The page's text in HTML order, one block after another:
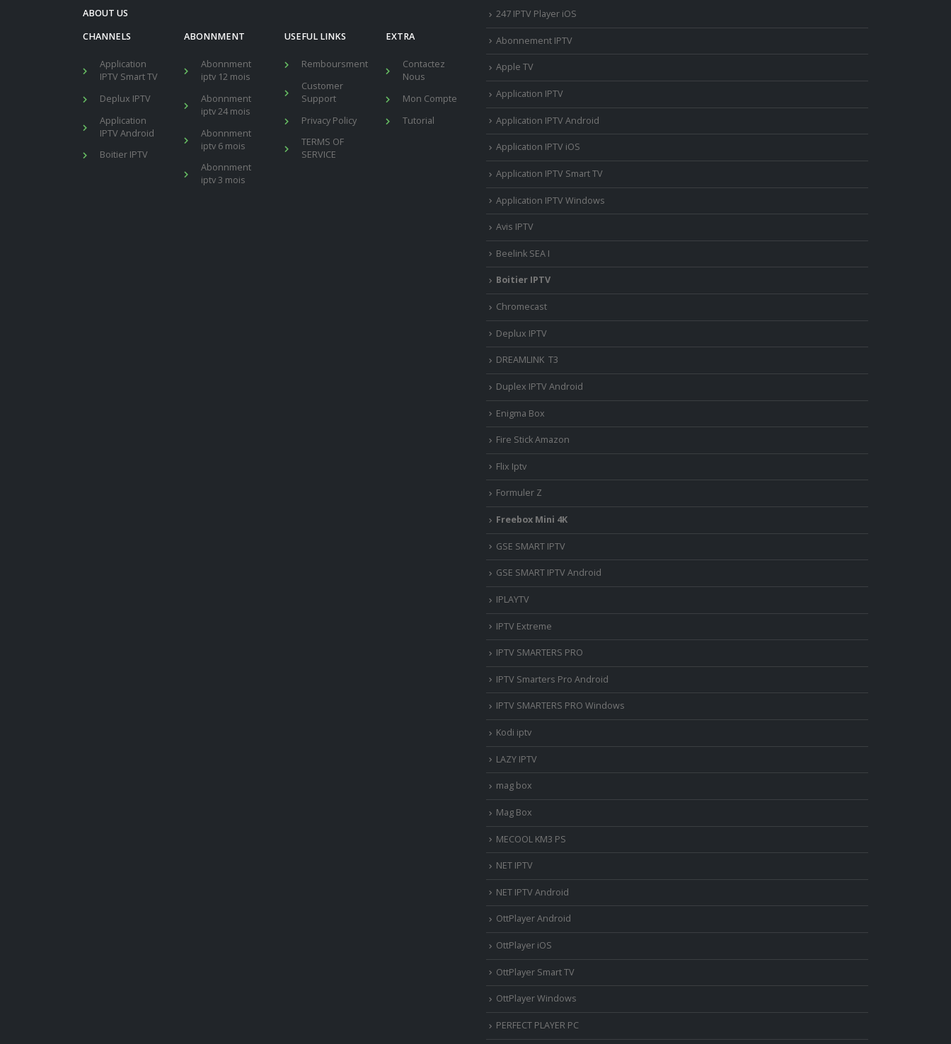
ABOUT US
CHANNELS
Application
IPTV Smart TV
Deplux IPTV
Application
IPTV Android
Boitier IPTV
ABONNMENT
Abonnment
iptv 12 mois
Abonnment
iptv 24 mois
Abonnment
iptv 6 mois
Abonnment
iptv 3 mois
USEFUL LINKS
Remboursment
Customer
Support
Privacy Policy
TERMS OF
SERVICE
EXTRA
Contactez
Nous
Mon Compte
Tutorial
247 IPTV Player iOS
Abonnement IPTV
Apple TV
Application IPTV
Application IPTV Android
Application IPTV iOS
Application IPTV Smart TV
Application IPTV Windows
Avis IPTV
Beelink SEA I
Boitier IPTV
Chromecast
Deplux IPTV
DREAMLINK T3
Duplex IPTV Android
Enigma Box
Fire Stick Amazon
Flix Iptv
Formuler Z
Freebox Mini 4K
‎GSE SMART IPTV
GSE SMART IPTV Android
IPLAYTV
IPTV Extreme
IPTV SMARTERS PRO
IPTV Smarters Pro Android
IPTV SMARTERS PRO Windows
Kodi iptv
LAZY IPTV
mag box
Mag Box
MECOOL KM3 PS
NET IPTV
NET IPTV Android
OttPlayer Android
OttPlayer iOS
OttPlayer Smart TV
OttPlayer Windows
PERFECT PLAYER PC